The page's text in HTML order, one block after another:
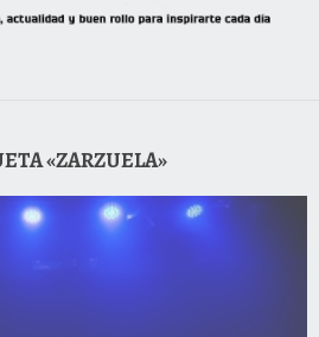
«ZARZUELA»